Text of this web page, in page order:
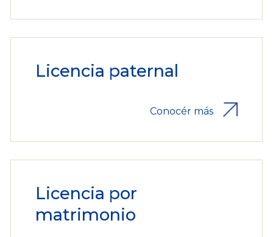
Licencia paternal
Conocér más
Licencia por
matrimonio